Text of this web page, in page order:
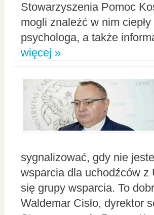
Stowarzyszenia Pomoc
mogli znaleźć w nim
psychologa, a także
więcej »
sygnalizować, gdy nie
wsparcia dla uchodźców z
się grupy wsparcia. To
Waldemar Cisło, dyrektor